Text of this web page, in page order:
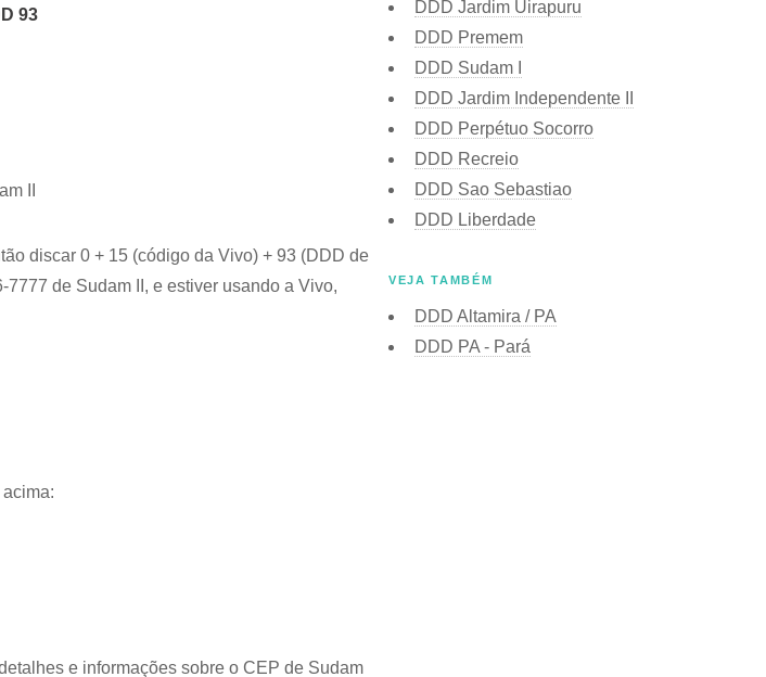
93
II
discar 0 + 15 (código da Vivo) + 93 (DDD de
de Sudam II, e estiver usando a Vivo,
e informações sobre o CEP de Sudam
DDD Jardim Uirapuru
DDD Premem
DDD Sudam I
DDD Jardim Independente II
DDD Perpétuo Socorro
DDD Recreio
DDD Sao Sebastiao
DDD Liberdade
VEJA TAMBÉM
DDD Altamira / PA
DDD PA - Pará